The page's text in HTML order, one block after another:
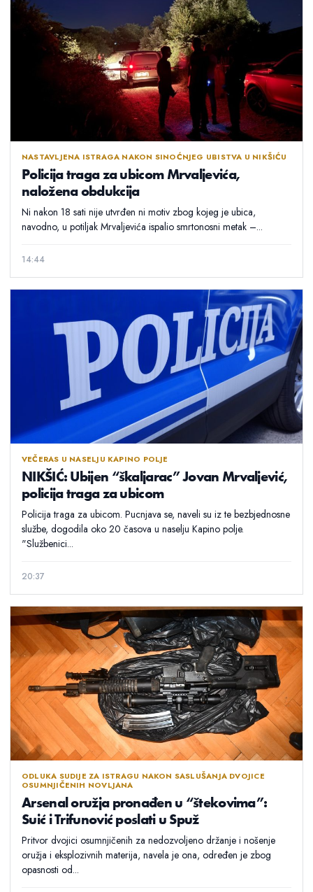
NASTAVLJENA ISTRAGA NAKON SINOĆNJEG UBISTVA U NIKŠIĆU
Policija traga za ubicom Mrvaljevića,
naložena obdukcija
Ni nakon 18 sati nije utvrđen ni motiv zbog kojeg je ubica,
navodno, u potiljak Mrvaljevića ispalio smrtonosni metak –...
14:44
VEČERAS U NASELJU KAPINO POLJE
NIKŠIĆ: Ubijen “škaljarac” Jovan Mrvaljević,
policija traga za ubicom
Policija traga za ubicom. Pucnjava se, naveli su iz te bezbjednosne
službe, dogodila oko 20 časova u naselju Kapino polje.
"Službenici...
20:37
ODLUKA SUDIJE ZA ISTRAGU NAKON SASLUŠANJA DVOJICE
OSUMNJIČENIH NOVLJANA
Arsenal oružja pronađen u “štekovima”:
Suić i Trifunović poslati u Spuž
Pritvor dvojici osumnjičenih za nedozvoljeno držanje i nošenje
oružja i eksplozivnih materija, navela je ona, određen je zbog
opasnosti od...